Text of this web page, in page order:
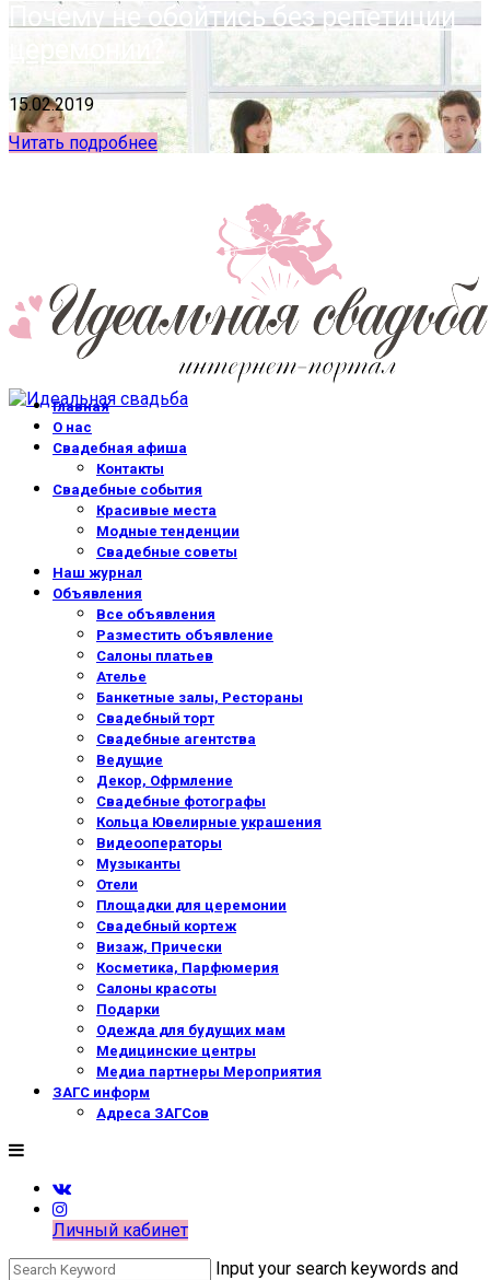
Почему не обойтись без репетиции
церемонии?
15.02.2019
Читать подробнее
Главная
О нас
Свадебная афиша
Контакты
Свадебные события
Красивые места
Модные тенденции
Свадебные советы
Наш журнал
Объявления
Все объявления
Разместить объявление
Салоны платьев
Ателье
Банкетные залы, Рестораны
Свадебный торт
Свадебные агентства
Ведущие
Декор, Офрмление
Свадебные фотографы
Кольца Ювелирные украшения
Видеооператоры
Музыканты
Отели
Площадки для церемонии
Свадебный кортеж
Визаж, Прически
Косметика, Парфюмерия
Салоны красоты
Подарки
Одежда для будущих мам
Медицинские центры
Медиа партнеры Мероприятия
ЗАГС информ
Адреса ЗАГСов
Личный кабинет
Input your search keywords and